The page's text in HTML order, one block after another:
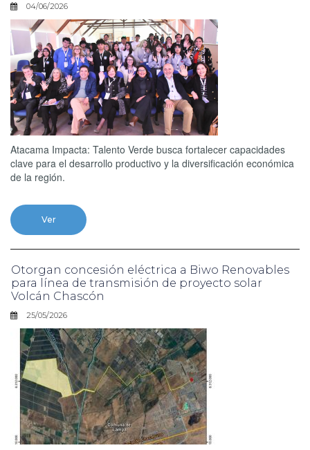
04/06/2026
Atacama Impacta: Talento Verde busca fortalecer capacidades
clave para el desarrollo productivo y la diversificación económica
de la región.
Ver
Otorgan concesión eléctrica a Biwo Renovables
para línea de transmisión de proyecto solar
Volcán Chascón
25/05/2026